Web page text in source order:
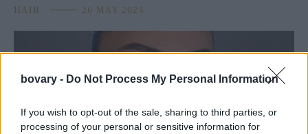
bovary - Do Not Process My Personal Information
If you wish to opt-out of the sale, sharing to third parties, or
processing of your personal or sensitive information for
HAIR ⸻ 26 MAY 2024